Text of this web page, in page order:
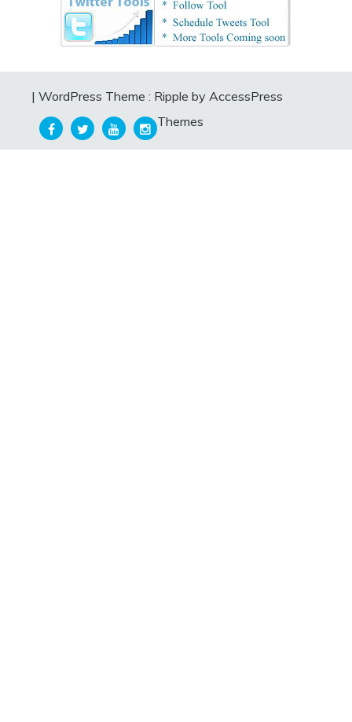
| WordPress Theme : Ripple by AccessPress
Themes